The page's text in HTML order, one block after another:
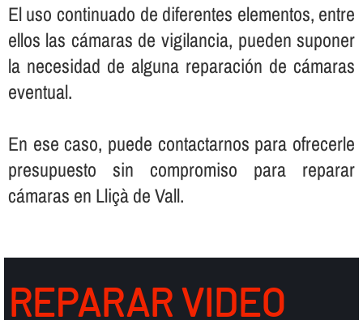
El uso continuado de diferentes elementos, entre
ellos las cámaras de vigilancia, pueden suponer
la necesidad de alguna reparación de cámaras
eventual.
En ese caso, puede contactarnos para ofrecerle
presupuesto sin compromiso para reparar
cámaras en Lliçà de Vall.
REPARAR VIDEO